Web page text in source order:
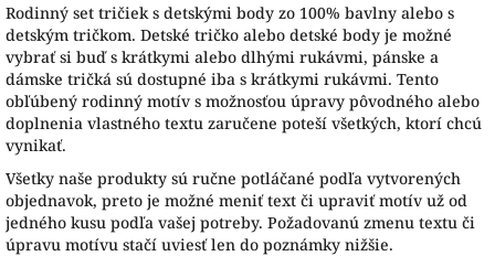
Rodinný set tričiek s detskými body zo 100% bavlny alebo s
detským tričkom. Detské tričko alebo detské body je možné
vybrať si buď s krátkymi alebo dlhými rukávmi, pánske a
dámske tričká sú dostupné iba s krátkymi rukávmi. Tento
obľúbený rodinný motív s možnosťou úpravy pôvodného alebo
doplnenia vlastného textu zaručene poteší všetkých, ktorí chcú
vynikať.
Všetky naše produkty sú ručne potláčané podľa vytvorených
objednavok, preto je možné meniť text či upraviť motív už od
jedného kusu podľa vašej potreby. Požadovanú zmenu textu či
úpravu motívu stačí uviesť len do poznámky nižšie.